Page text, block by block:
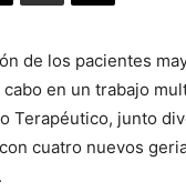
de los pacientes
en un trabajo
Terapéutico, junto
cuatro nuevos